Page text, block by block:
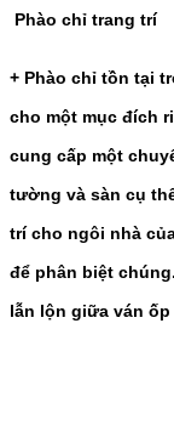
Phào chỉ trang trí
+ Phào chỉ tồn tại
cho một mục đích
cung cấp một
tường và sàn cụ
trí cho ngôi nhà
để phân biệt
lẫn lộn giữa ván